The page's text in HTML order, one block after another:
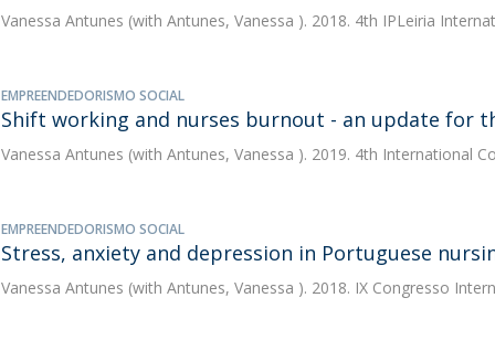
Vanessa Antunes (with Antunes, Vanessa ). 2018. 4th IPLeiria
EMPREENDEDORISMO SOCIAL
Shift working and nurses burnout - an update for
Vanessa Antunes (with Antunes, Vanessa ). 2019. 4th International
EMPREENDEDORISMO SOCIAL
Stress, anxiety and depression in Portuguese
Vanessa Antunes (with Antunes, Vanessa ). 2018. IX Congresso